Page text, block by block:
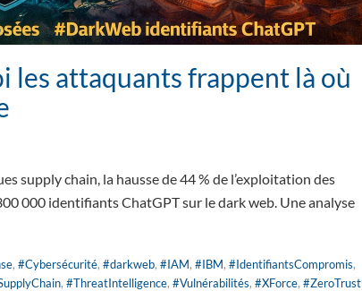
les attaquants frappent là où
supply chain, la hausse de 44 % de l’exploitation des
000 identifiants ChatGPT sur le dark web. Une analyse
, #Cybersécurité, #darkweb, #IAM, #IBM, #IdentifiantsCompromis,
, #ThreatIntelligence, #Vulnérabilités, #XForce, #ZeroTrust